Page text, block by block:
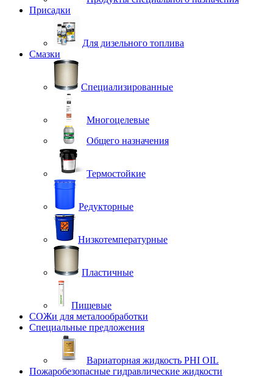
Присадки
Для дизельного топлива
Смазки
Специализированные
Многоцелевые
Общего назначения
Термостойкие
Редукторные
Низкотемпературные
Пластичные
Пищевые
СОЖи для металообработки
Специальные предложения
Вариаторная жидкость PHI OIL
Пожаробезопасные гидравлические жидкости